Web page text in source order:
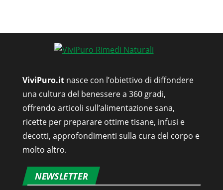
ViviPuro.it nasce con l’obiettivo di diffondere
una cultura del benessere a 360 gradi,
offrendo articoli sull’alimentazione sana,
ricette per preparare ottime tisane, infusi e
decotti, approfondimenti sulla cura del corpo e
molto altro.
NEWSLETTER